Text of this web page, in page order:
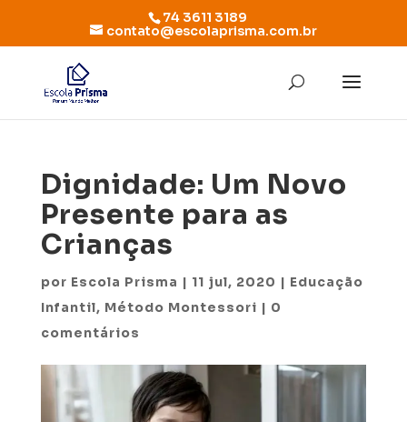
74 3611 3189
contato@escolaprisma.com.br
Dignidade: Um Novo
Presente para as
Crianças
por Escola Prisma | 11 jul, 2020 | Educação
Infantil, Método Montessori | 0
comentários